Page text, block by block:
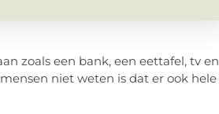
zoals een bank, een eettafel, tv en
niet weten is dat er ook hele